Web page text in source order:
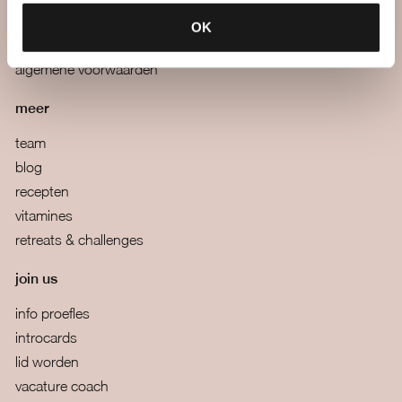
OK
algemene voorwaarden
meer
team
blog
recepten
vitamines
retreats & challenges
join us
info proefles
introcards
lid worden
vacature coach